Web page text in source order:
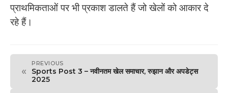
प्राथमिकताओं पर भी प्रकाश डालते हैं जो खेलों को आकार दे
रहे हैं।
«
PREVIOUS
Sports Post 3 – नवीनतम खेल समाचार, रुझान और अपडेट्स
2025